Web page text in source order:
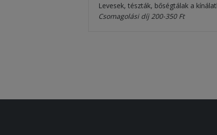
Levesek, tészták, bőségtálak a
Csomagolási díj 200-350 Ft